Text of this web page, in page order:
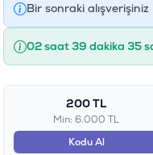
Bir sonraki alışverişiniz
02 saat 39 dakika 34
200 TL
Min: 6.000 TL
Kodu Al